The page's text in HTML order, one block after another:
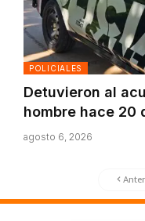
POLICIALES
Detuvieron al
hombre hace 20
agosto 6, 2026